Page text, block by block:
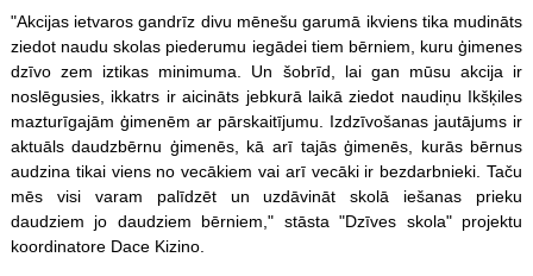
"Akcijas ietvaros gandrīz divu mēnešu garumā ikviens tika mudināts
ziedot naudu skolas piederumu iegādei tiem bērniem, kuru ģimenes
dzīvo zem iztikas minimuma. Un šobrīd, lai gan mūsu akcija ir
noslēgusies, ikkatrs ir aicināts jebkurā laikā ziedot naudiņu Ikšķiles
mazturīgajām ģimenēm ar pārskaitījumu. Izdzīvošanas jautājums ir
aktuāls daudzbērnu ģimenēs, kā arī tajās ģimenēs, kurās bērnus
audzina tikai viens no vecākiem vai arī vecāki ir bezdarbnieki. Taču
mēs visi varam palīdzēt un uzdāvināt skolā iešanas prieku
daudziem jo daudziem bērniem," stāsta "Dzīves skola" projektu
koordinatore Dace Kizino.